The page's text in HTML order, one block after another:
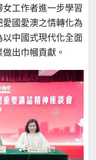
工作者進一步學習
國愛澳之情轉化為
中國式現代化全面
出巾幗貢獻。